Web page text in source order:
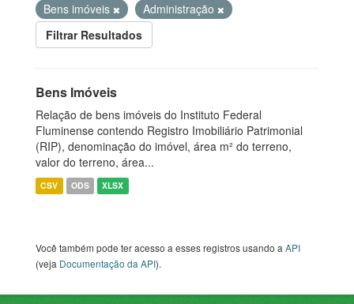
Bens imóveis
Administração
Filtrar Resultados
Bens Imóveis
Relação de bens imóveis do Instituto Federal
Fluminense contendo Registro Imobiliário Patrimonial
(RIP), denominação do imóvel, área m² do terreno,
valor do terreno, área...
CSV ODS XLSX
Você também pode ter acesso a esses registros usando aAPI
(veja Documentação da API).